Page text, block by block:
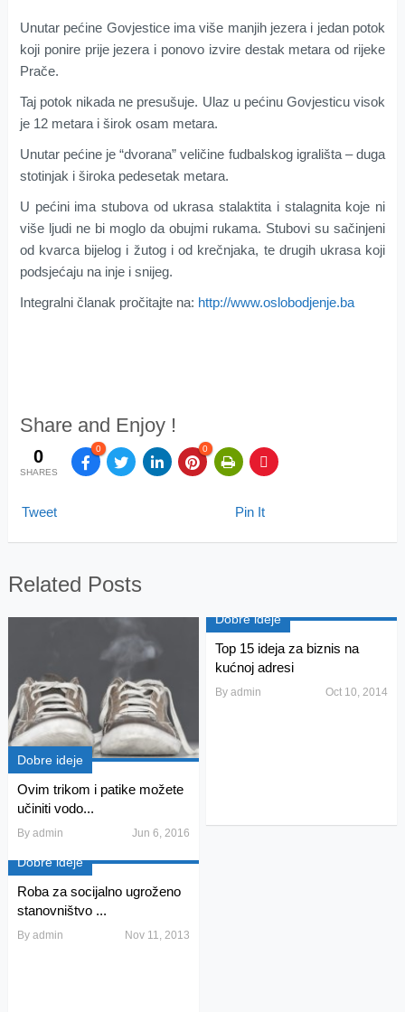
Unutar pećine Govjestice ima više manjih jezera i jedan potok
koji ponire prije jezera i ponovo izvire destak metara od rijeke
Prače.
Taj potok nikada ne presušuje. Ulaz u pećinu Govjesticu visok
je 12 metara i širok osam metara.
Unutar pećine je “dvorana” veličine fudbalskog igrališta – duga
stotinjak i široka pedesetak metara.
U pećini ima stubova od ukrasa stalaktita i stalagnita koje ni
više ljudi ne bi moglo da obujmi rukama. Stubovi su sačinjeni
od kvarca bijelog i žutog i od krečnjaka, te drugih ukrasa koji
podsjećaju na inje i snijeg.
Integralni članak pročitajte na: http://www.oslobodjenje.ba
Share and Enjoy !
0
SHARES
0 0
Tweet Pin It
Related Posts
Dobre ideje
Ovim trikom i patike možete
učiniti vodo...
By admin Jun 6, 2016
Dobre ideje
Top 15 ideja za biznis na
kućnoj adresi
Byadmin Oct 10, 2014
Dobre ideje
Roba za socijalno ugroženo
stanovništvo ...
By admin Nov 11, 2013